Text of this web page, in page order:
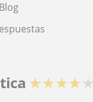
★★★★★